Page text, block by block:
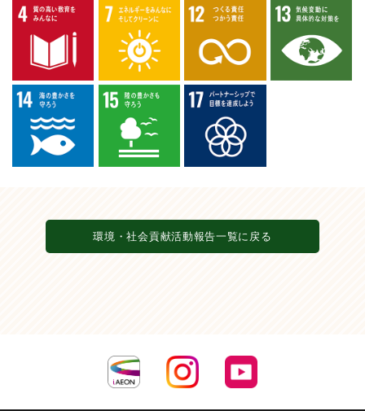
環境・社会貢献活動報告一覧に戻る